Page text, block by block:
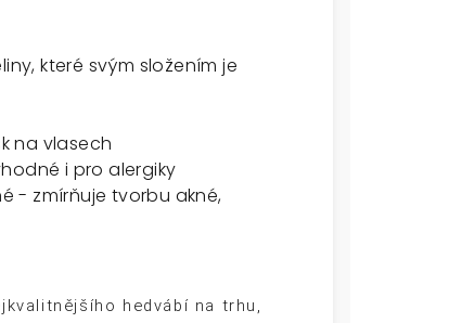
které svým složením je
na vlasech
i pro alergiky
- zmírňuje tvorbu akné,
hedvábí na trhu,